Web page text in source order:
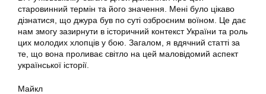
старовинний термін та його значення. Мені було цікаво
дізнатися, що джура був по суті озброєним воїном. Це дає
нам змогу зазирнути в історичний контекст України та роль
цих молодих хлопців у бою. Загалом, я вдячний статті за
те, що вона проливає світло на цей маловідомий аспект
української історії.
Майкл